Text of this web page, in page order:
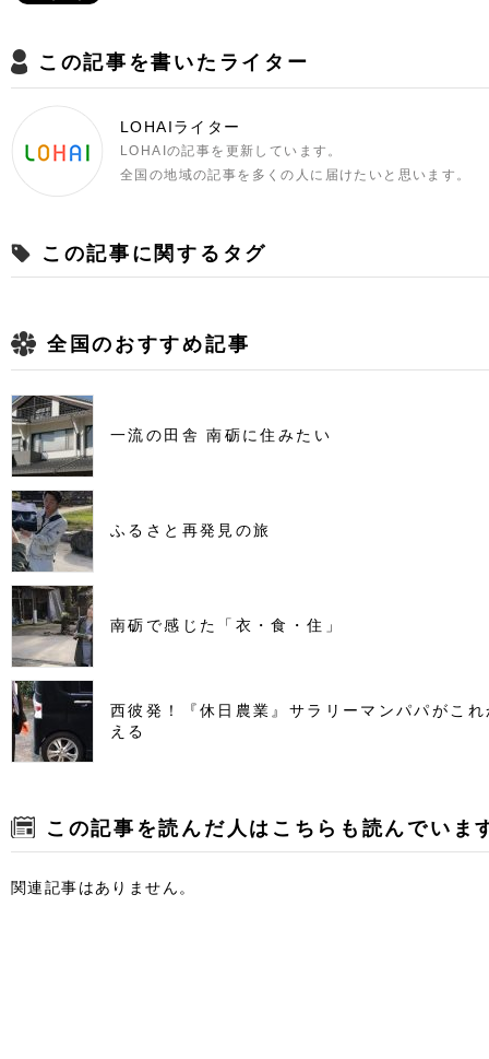
この記事を書いたライター
LOHAIライター
LOHAIの記事を更新しています。
全国の地域の記事を多くの人に届けたいと思います。
この記事に関するタグ
全国のおすすめ記事
一流の田舎 南砺に住みたい
ふるさと再発見の旅
南砺で感じた「衣・食・住」
西彼発！『休日農業』サラリーマンパパがこ
える
この記事を読んだ人はこちらも読んでいま
関連記事はありません。